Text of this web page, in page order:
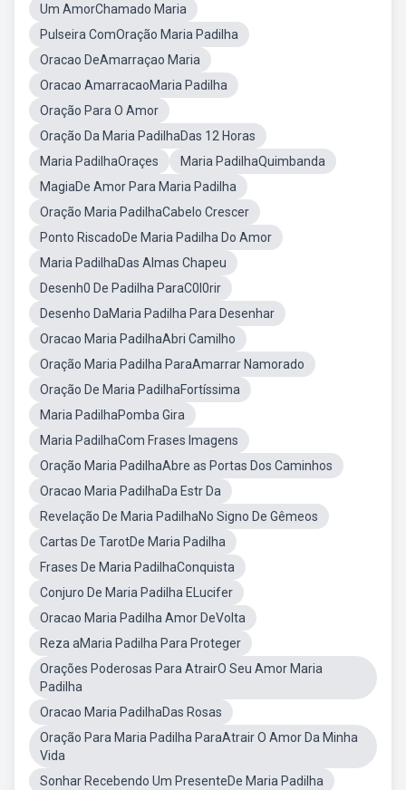
Um AmorChamado Maria
Pulseira ComOração Maria Padilha
Oracao DeAmarraçao Maria
Oracao AmarracaoMaria Padilha
Oração Para O Amor
Oração Da Maria PadilhaDas 12 Horas
Maria PadilhaOraçes
Maria PadilhaQuimbanda
MagiaDe Amor Para Maria Padilha
Oração Maria PadilhaCabelo Crescer
Ponto RiscadoDe Maria Padilha Do Amor
Maria PadilhaDas Almas Chapeu
Desenh0 De Padilha ParaC0l0rir
Desenho DaMaria Padilha Para Desenhar
Oracao Maria PadilhaAbri Camilho
Oração Maria Padilha ParaAmarrar Namorado
Oração De Maria PadilhaFortíssima
Maria PadilhaPomba Gira
Maria PadilhaCom Frases Imagens
Oração Maria PadilhaAbre as Portas Dos Caminhos
Oracao Maria PadilhaDa Estr Da
Revelação De Maria PadilhaNo Signo De Gêmeos
Cartas De TarotDe Maria Padilha
Frases De Maria PadilhaConquista
Conjuro De Maria Padilha ELucifer
Oracao Maria Padilha Amor DeVolta
Reza aMaria Padilha Para Proteger
Orações Poderosas Para AtrairO Seu Amor Maria
Padilha
Oracao Maria PadilhaDas Rosas
Oração Para Maria Padilha ParaAtrair O Amor Da Minha
Vida
Sonhar Recebendo Um PresenteDe Maria Padilha